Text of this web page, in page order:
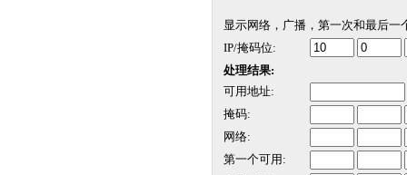
显示网络，广播，第一次和最后一
IP/掩码位:
处理结果:
可用地址:
掩码:
网络:
第一个可用: